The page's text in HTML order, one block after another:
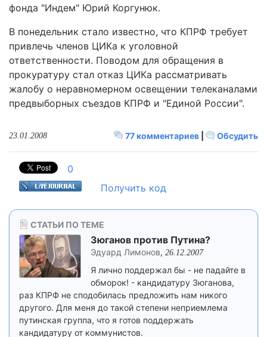
фонда "Индем" Юрий Коргунюк.
В понедельник стало известно, что КПРФ требует
привлечь членов ЦИКа к уголовной
ответственности. Поводом для обращения в
прокуратуру стал отказ ЦИКа рассматривать
жалобу о неравномерном освещении телеканалами
предвыборных съездов КПРФ и "Единой России".
77 комментариев Обсудить
23.01.2008
0
Получить код
СТАТЬИ ПО ТЕМЕ
Зюганов против Путина?
Эдуард Лимонов, 26.12.2007
Я лично поддержал бы - не падайте в
обморок! - кандидатуру Зюганова,
раз КПРФ не сподобилась предложить нам никого
другого. Для меня до такой степени неприемлема
путинская группа, что я готов поддержать
кандидатуру от коммунистов.